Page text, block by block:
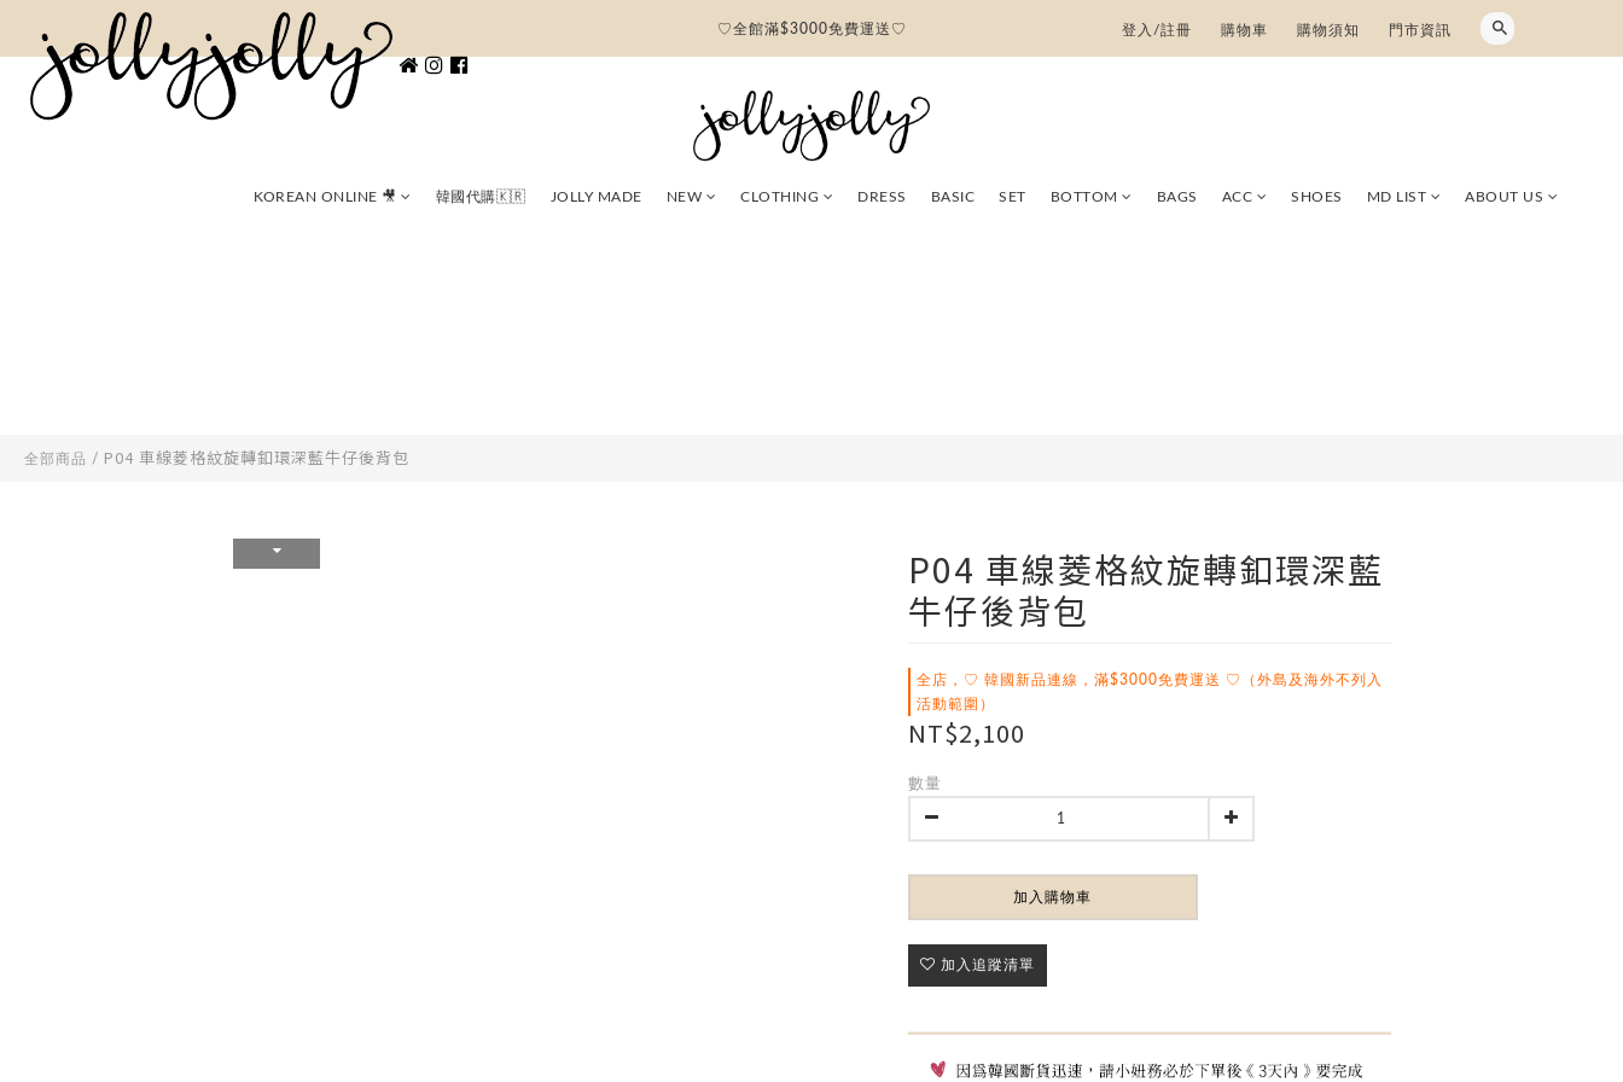
♡全館滿$3000免費運送♡ 登入/註冊 購物車 購物須知 門市資訊
KOREAN ONLINE 🎥 韓國代購🇰🇷 JOLLY MADE NEW CLOTHING DRESS BASIC SET BOTTOM BAGS ACC SHOES MD LIST ABOUT US
全部商品 / P04 車線菱格紋旋轉釦環深藍牛仔後背包
P04 車線菱格紋旋轉釦環深藍
牛仔後背包
全店，♡ 韓國新品連線，滿$3000免費運送 ♡（外島及海外不列入
活動範圍）
NT$2,100
數量
加入購物車
加入追蹤清單